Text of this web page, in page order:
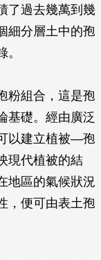
了過去幾萬到幾
細分層土中的孢
粉組合，這是孢
基礎。經由廣泛
以建立植被—孢
現代植被的結
地區的氣候狀況
，便可由表土孢